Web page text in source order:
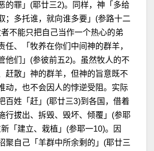
的罪」(耶廿三2)。同样，神「多给
；多托谁，就向谁多要」(参路十二
不能只把自己当作一个热心的弟
任、「牧养在你们中间神的群羊，
他们」(参彼前五2)。虽然牧人的不
赶散」神的群羊，但神的旨意既不
动，也不会因人的悖逆受阻。实际
百姓「赶」(耶廿三3)到各国，借着
行拔出、拆毁、毁坏、倾覆」(参耶
「建立、栽植」(参耶一10)。因
聚自己「羊群中所余剩的」(耶廿三